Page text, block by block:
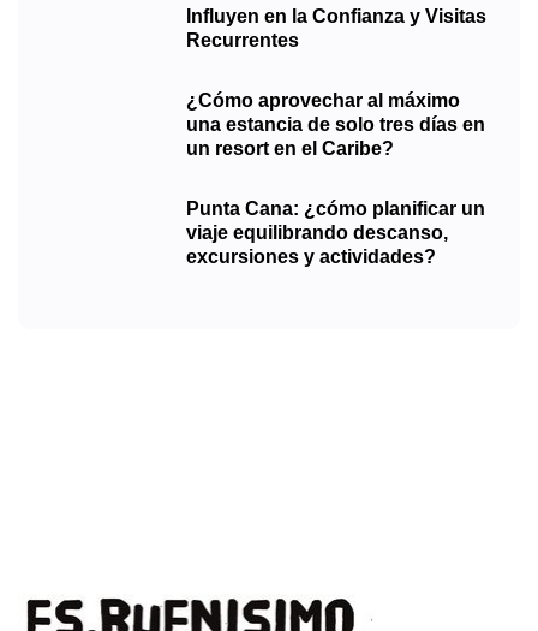
Influyen en la Confianza y Visitas
Recurrentes
¿Cómo aprovechar al máximo
una estancia de solo tres días en
un resort en el Caribe?
Punta Cana: ¿cómo planificar un
viaje equilibrando descanso,
excursiones y actividades?